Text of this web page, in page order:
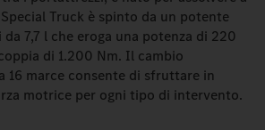
Truck è spinto da un potente
7,7 l che eroga una potenza di 220
di 1.200 Nm. Il cambio
16 marce consente di sfruttare in
motrice per ogni tipo di intervento.